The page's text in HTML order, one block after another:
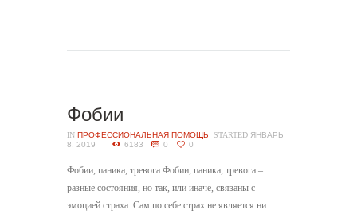
Фобии
IN ПРОФЕССИОНАЛЬНАЯ ПОМОЩЬ STARTED ЯНВАРЬ
8, 2019
6183 0 0
Фобии, паника, тревога Фобии, паника, тревога –
разные состояния, но так, или иначе, связаны с
эмоцией страха. Сам по себе страх не является ни